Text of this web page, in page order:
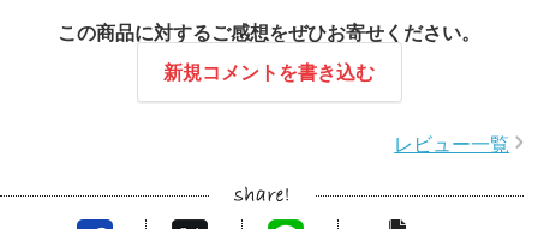
この商品に対するご感想をぜひお寄せください。
新規コメントを書き込む
レビュー一覧